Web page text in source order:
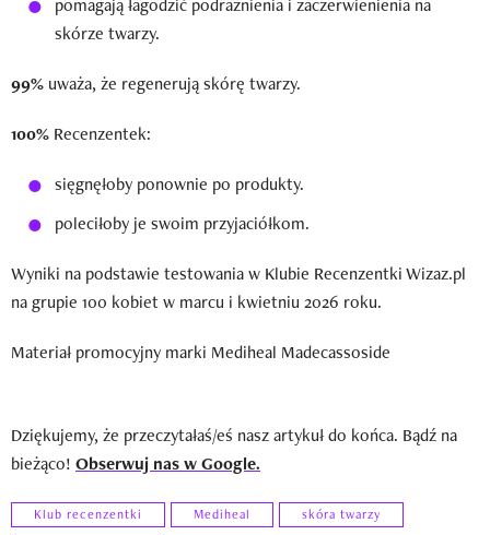
skórze twarzy.
99% uważa, że regenerują skórę twarzy.
100% Recenzentek:
sięgnęłoby ponownie po produkty.
poleciłoby je swoim przyjaciółkom.
Wyniki na podstawie testowania w Klubie Recenzentki Wizaz.pl
na grupie 100 kobiet w marcu i kwietniu 2026 roku.
Materiał promocyjny marki Mediheal Madecassoside
Dziękujemy, że przeczytałaś/eś nasz artykuł do końca. Bądź na
bieżąco! Obserwuj nas w Google.
Klub recenzentki Mediheal
skóra twarzy